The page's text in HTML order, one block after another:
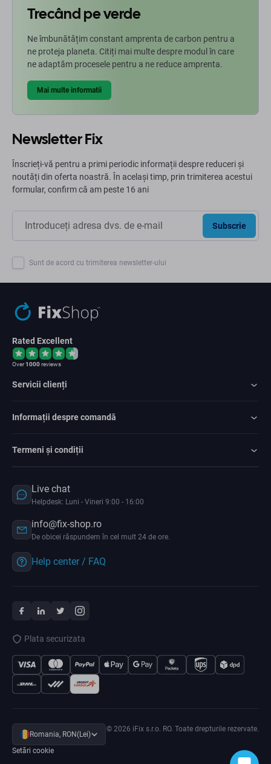
Trecând pe verde
Ne îmbunătățim constant amprenta de carbon pentru a
ne proteja planeta. Citiți mai multe despre modul în care
ne adaptăm procesele pentru a ne reduce amprenta.
Mai multe informatii
Newsletter Fix
Înscrieți-vă pentru a primi periodic informații despre reduceri și
noutăți din oferta noastră. În același timp, prin trimiterea acestui
formular, confirm că am peste 16 ani
Subscrie
Sunt de acord cu trimiterea newsletter-ului
Rated Excellent
Over1000reviews
Servicii clienți
Informații despre comandă
Termeni și condiții
Live chat
Helpdesk: Luni - Vineri 9:00 - 16:00
info@fix-shop.ro
De obicei răspundem în cel mult 24 de ore.
Help center / FAQ
Plata securizata
Romania, RON(Lei)
Setări cookie
© 2026 iFix s.r.o. RO. Toate drepturile rezervate.